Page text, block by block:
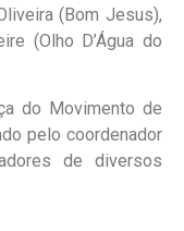
(Bom Jesus),
(Olho D’Água do
do Movimento de
pelo coordenador
de diversos